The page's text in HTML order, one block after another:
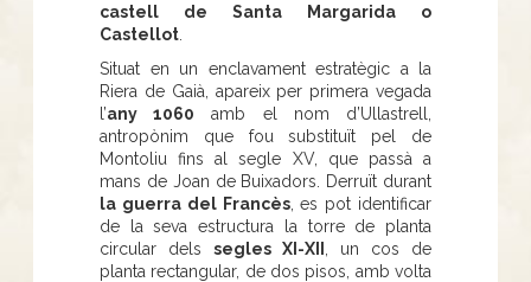
castell de Santa Margarida o
Castellot
Situat en un enclavament estratègic a la
Riera de Gaià, apareix per primera vegada
l’any 1060 amb el nom d’Ullastrell,
antropònim que fou substituït pel de
Montoliu fins al segle XV, que passà a
mans de Joan de Buixadors. Derruït durant
la guerra del Francès, es pot identificar
de la seva estructura la torre de planta
circular dels segles XI-XII
, un cos de
planta rectangular, de dos pisos, amb volta